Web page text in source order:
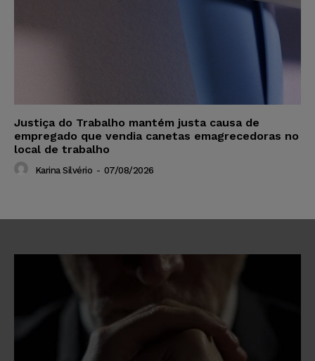
Justiça do Trabalho mantém justa causa de
empregado que vendia canetas emagrecedoras no
local de trabalho
Karina Silvério - 07/08/2026